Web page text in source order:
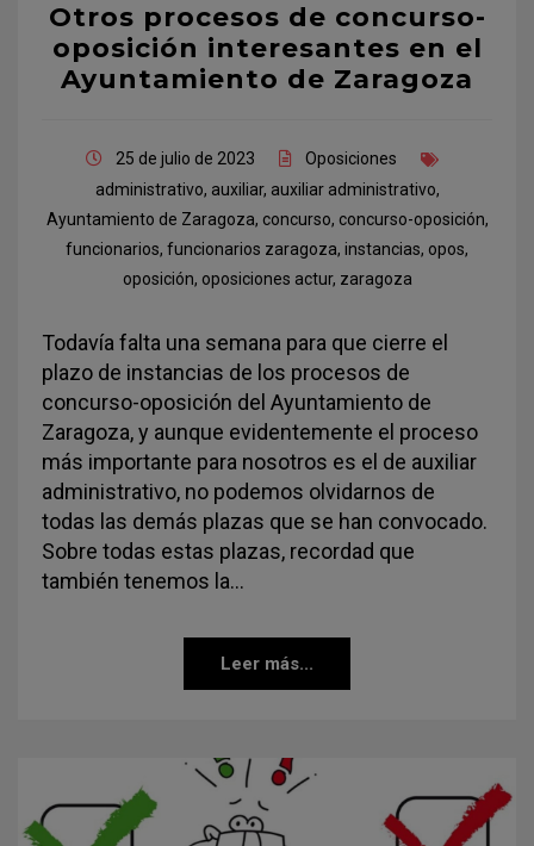
Otros procesos de concurso-
oposición interesantes en el
Ayuntamiento de Zaragoza
25 de julio de 2023
Oposiciones
administrativo, auxiliar, auxiliar administrativo,
Ayuntamiento de Zaragoza, concurso, concurso-oposición,
funcionarios, funcionarios zaragoza, instancias, opos,
oposición, oposiciones actur, zaragoza
Todavía falta una semana para que cierre el
plazo de instancias de los procesos de
concurso-oposición del Ayuntamiento de
Zaragoza, y aunque evidentemente el proceso
más importante para nosotros es el de auxiliar
administrativo, no podemos olvidarnos de
todas las demás plazas que se han convocado.
Sobre todas estas plazas, recordad que
también tenemos la…
Leer más...